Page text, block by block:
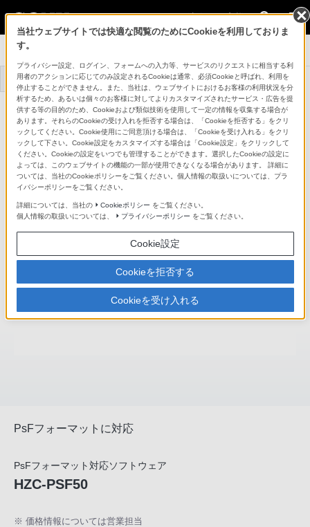
法人のお客様
システムカメラ
トップ 商品一覧 事例一覧
PsFフォーマット対応ソフトウェア
HZC-PSF50
詳細メニュー
PsFフォーマットに対応
PsFフォーマット対応ソフトウェア
HZC-PSF50
※ 価格情報については営業担当
当社ウェブサイトでは快適な閲覧のためにCookieを利用しておりま
す。
プライバシー設定、ログイン、フォームへの入力等、サービスのリクエストに相当する利
用者のアクションに応じてのみ設定されるCookieは通常、必須Cookieと呼ばれ、利用を
停止することができません。また、当社は、ウェブサイトにおけるお客様の利用状況を分
析するため、あるいは個々のお客様に対してよりカスタマイズされたサービス・広告を提
供する等の目的のため、Cookieおよび類似技術を使用して一定の情報を収集する場合が
あります。それらのCookieの受け入れを拒否する場合は、「Cookieを拒否する」をクリ
ックしてください。Cookie使用にご同意頂ける場合は、「Cookieを受け入れる」をクリ
ックして下さい。Cookie設定をカスタマイズする場合は「Cookie設定」をクリックして
ください。Cookieの設定をいつでも管理することができます。選択したCookieの設定に
よっては、このウェブサイトの機能の一部が使用できなくなる場合があります。 詳細に
ついては、当社のCookieポリシーをご覧ください。個人情報の取扱いについては、プラ
イバシーポリシーをご覧ください。
詳細については、当社の Cookieポリシー をご覧ください。
個人情報の取扱いについては、
プライバシーポリシー をご覧ください。
Cookie設定
Cookieを拒否する
Cookieを受け入れる